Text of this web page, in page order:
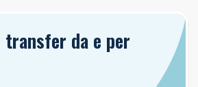
da e per